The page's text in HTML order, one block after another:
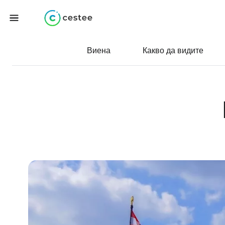
Виена Какво да видите